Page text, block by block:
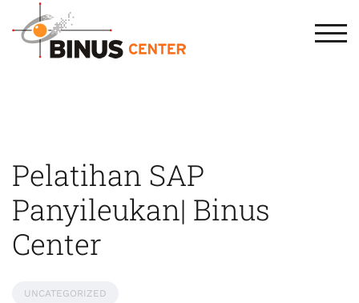
Pelatihan SAP
Panyileukan| Binus
Center
UNCATEGORIZED